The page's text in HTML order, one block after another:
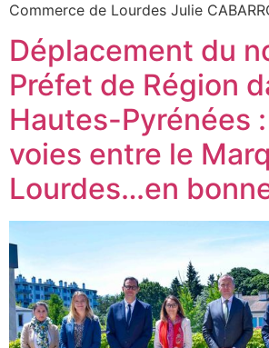
Commerce de Lourdes Julie
Déplacement du
Préfet de Région
Hautes-Pyrénées
voies entre le
Lourdes…en